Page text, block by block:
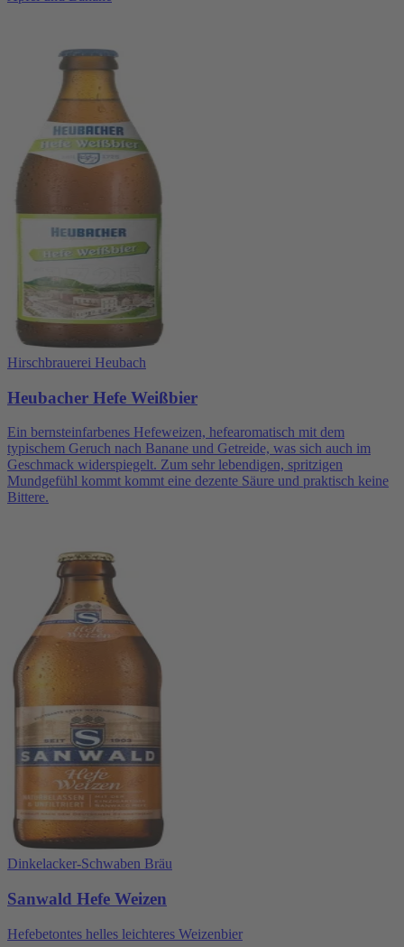
Hirschbrauerei Heubach
Heubacher Hefe Weißbier
Ein bernsteinfarbenes Hefeweizen, hefearomatisch mit dem
typischem Geruch nach Banane und Getreide, was sich auch im
Geschmack widerspiegelt. Zum sehr lebendigen, spritzigen
Mundgefühl kommt kommt eine dezente Säure und praktisch keine
Bittere.
Dinkelacker-Schwaben Bräu
Sanwald Hefe Weizen
Hefebetontes helles leichteres Weizenbier